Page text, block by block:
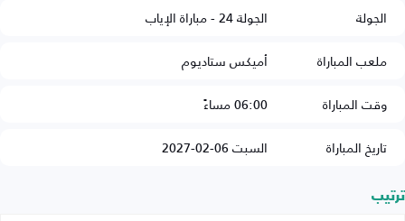
الجولة
الجولة 24 - مباراة الإياب
ملعب المباراة
أميكس ستاديوم
وقت المباراة
06:00 مساءً
تاريخ المباراة
السبت 06-02-2027
ترتيب